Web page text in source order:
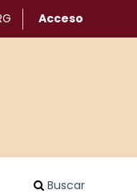
Acceso
Buscar